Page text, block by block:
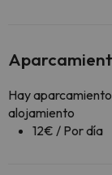
Hay
alojamiento
12€ / Por día